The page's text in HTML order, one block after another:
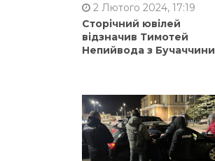
2 Лютого 2024, 17:19
Сторічний ювілей
відзначив Тимотей
Непийвода з Бучаччини